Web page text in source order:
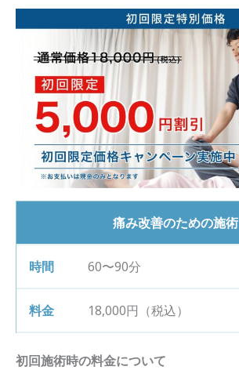
痛み改善のための施術
60〜90分
18,000円（税込）
初回施術時の料金について